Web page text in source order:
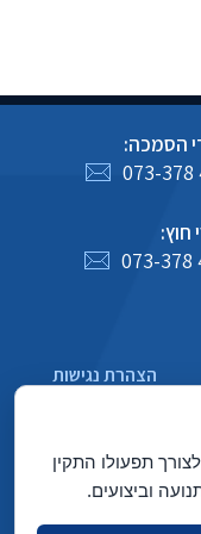
הסמכה:
073-378
חוץ:
073-378
הצהרת נגישות
באתר זה נעשה שימוש בקובצי Cookies לצורך תפעולו התקין
וביצועים.